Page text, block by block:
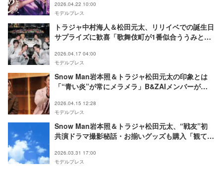
2026.04.22 10:00
モデルプレス
トラジャ中村海人＆松田元太、リリイベでの誕生日
サプライズに歓喜「歌舞伎町が1番似合ううみと、
2026.04.17 04:00
モデルプレス
Snow Man岩本照＆トラジャ松田元太の印象とは
「“青い炎”が常にメラメラ」B&ZAIメンバーが明
2026.04.15 12:28
モデルプレス
Snow Man岩本照＆トラジャ松田元太、“戦友”初
共演ドラマ撮影秘話・お揃いグッズも購入「観てく
シトーさんと、】
2026.03.31 17:00
モデルプレス